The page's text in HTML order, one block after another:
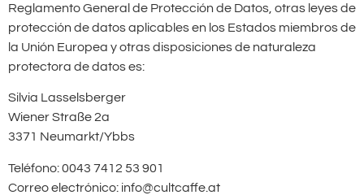
Reglamento General de Protección de Datos, otras leyes de
protección de datos aplicables en los Estados miembros de
la Unión Europea y otras disposiciones de naturaleza
protectora de datos es:
Silvia Lasselsberger
Wiener Straße 2a
3371 Neumarkt/Ybbs
Teléfono: 0043 7412 53 901
Correo electrónico: info@cultcaffe.at